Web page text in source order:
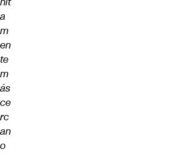
a
m
en
te
m
ás
ce
rc
an
o